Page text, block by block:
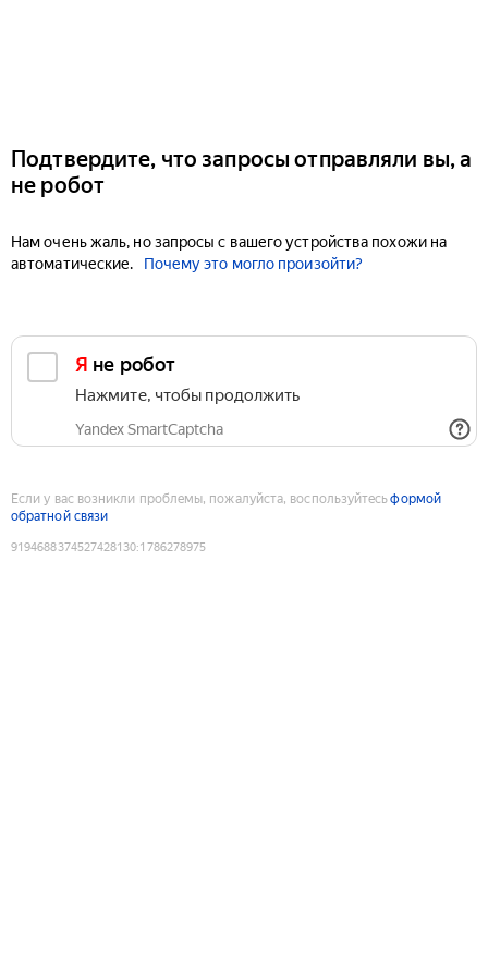
Подтвердите, что запросы отправляли вы, а
не робот
Нам очень жаль, но запросы с вашего устройства похожи на
автоматические.
Почему это могло произойти?
Я не робот
Нажмите, чтобы продолжить
Yandex SmartCaptcha
Если у вас возникли проблемы, пожалуйста, воспользуйтесьформой
обратной связи
9194688374527428130:1786278975